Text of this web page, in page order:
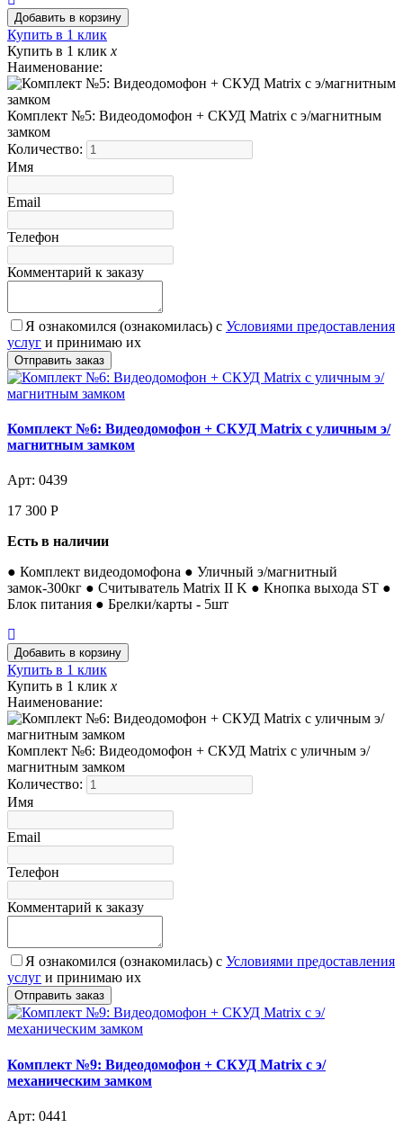
Купить в 1 клик
Купить в 1 клик x
Наименование:
Комплект №5: Видеодомофон + СКУД Matrix с э/магнитным
замком
Количество:
Имя
Email
Телефон
Комментарий к заказу
Я ознакомился (ознакомилась) с Условиями предоставления
услуг и принимаю их
Комплект №6: Видеодомофон + СКУД Matrix с уличным э/
магнитным замком
Арт: 0439
17 300 Р
Есть в наличии
● Комплект видеодомофона ● Уличный э/магнитный
замок-300кг ● Считыватель Matrix II K ● Кнопка выхода ST ●
Блок питания ● Брелки/карты - 5шт
Купить в 1 клик
Купить в 1 клик x
Наименование:
Комплект №6: Видеодомофон + СКУД Matrix с уличным э/
магнитным замком
Количество:
Имя
Email
Телефон
Комментарий к заказу
Я ознакомился (ознакомилась) с Условиями предоставления
услуг и принимаю их
Комплект №9: Видеодомофон + СКУД Matrix с э/
механическим замком
Арт: 0441